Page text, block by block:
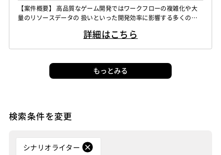
フロントエンドエンジニア
業務系エンジニア
【案件概要】 高品質なゲーム開発ではワークフローの複雑化や大
量のリソースデータの 扱いといった開発効率に影響する多くの課
進められるように開発支援システム （Webアプリケーションやツ
用できる 開発支援システム...
詳細はこちら
もっとみる
検索条件を変更
シナリオライター